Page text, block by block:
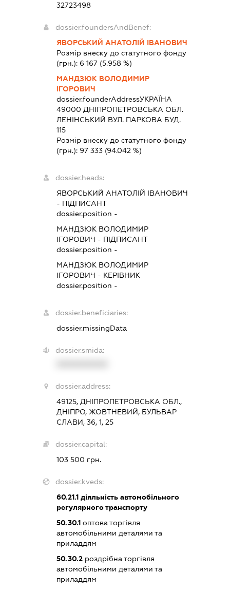
32723498
dossier.foundersAndBenef:
ЯВОРСЬКИЙ АНАТОЛІЙ ІВАНОВИЧ
Розмір внеску до статутного фонду
(грн.): 6 167(5.958 %)
МАНДЗЮК ВОЛОДИМИР
ІГОРОВИЧ
dossier.founderAddressУКРАЇНА
49000 ДНIПРОПЕТРОВСЬКА ОБЛ.
ЛЕНІНСЬКИЙ ВУЛ. ПАРКОВА БУД.
115
Розмір внеску до статутного фонду
(грн.): 97 333(94.042 %)
dossier.heads:
ЯВОРСЬКИЙ АНАТОЛІЙ ІВАНОВИЧ
- ПІДПИСАНТ
dossier.position -
МАНДЗЮК ВОЛОДИМИР
ІГОРОВИЧ - ПІДПИСАНТ
dossier.position -
МАНДЗЮК ВОЛОДИМИР
ІГОРОВИЧ - КЕРІВНИК
dossier.position -
dossier.beneficiaries:
dossier.missingData
dossier.smida:
dossier.address:
49125, ДНІПРОПЕТРОВСЬКА ОБЛ.,
ДНІПРО, ЖОВТНЕВИЙ, БУЛЬВАР
СЛАВИ, 36, 1, 25
dossier.capital:
103 500 грн.
dossier.kveds:
60.21.1діяльність автомобільного
регулярного транспорту
50.30.1оптова торгівля
автомобільними деталями та
приладдям
50.30.2роздрібна торгівля
автомобільними деталями та
приладдям